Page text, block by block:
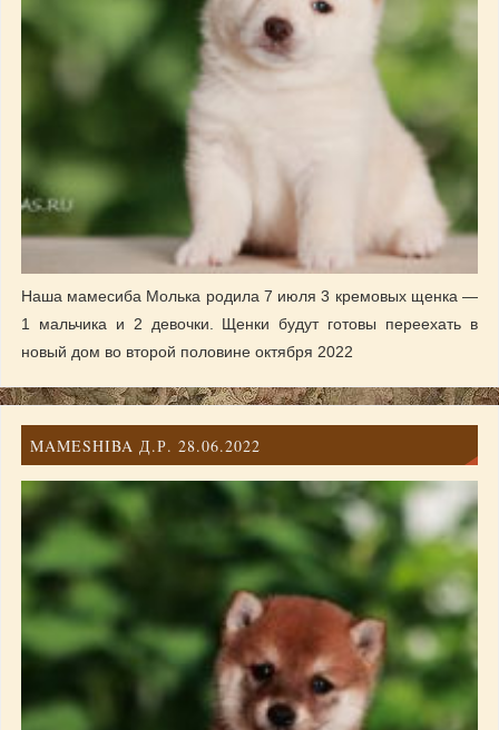
Наша мамесиба Молька родила 7 июля 3 кремовых щенка —
1 мальчика и 2 девочки. Щенки будут готовы переехать в
новый дом во второй половине октября 2022
MAMESHIBA Д.Р. 28.06.2022